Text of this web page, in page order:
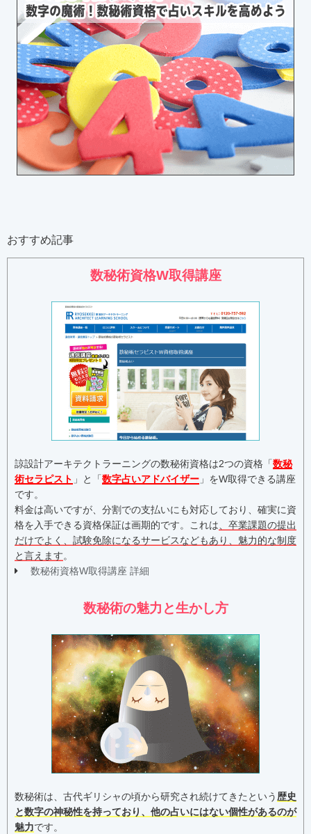
おすすめ記事
数秘術資格W取得講座
諒設計アーキテクトラーニングの数秘術資格は2つの資格「数秘
術セラピスト 」と「数字占いアドバイザー 」をW取得できる講座
です。
料金は高いですが、分割での支払いにも対応しており、確実に資
格を入手できる資格保証は画期的です。これは 、卒業課題の提出
だけでよく、試験免除になるサービスなどもあり、魅力的な制度
と言えます。
数秘術資格W取得講座 詳細
数秘術の魅力と生かし方
数秘術は、古代ギリシャの頃から研究され続けてきたという 歴史
と数字の神秘性を持っており、他の占いにはない個性があるのが
魅力です。